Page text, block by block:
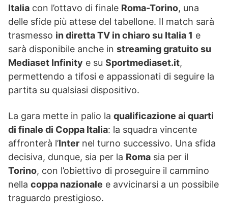
Italia con l’ottavo di finale Roma-Torino, una
delle sfide più attese del tabellone. Il match sarà
trasmesso in diretta TV in chiaro su Italia 1 e
sarà disponibile anche in streaming gratuito su
Mediaset Infinity e su Sportmediaset.it,
permettendo a tifosi e appassionati di seguire la
partita su qualsiasi dispositivo.
La gara mette in palio la qualificazione ai quarti
di finale di Coppa Italia: la squadra vincente
affronterà l’Inter nel turno successivo. Una sfida
decisiva, dunque, sia per la Roma sia per il
Torino, con l’obiettivo di proseguire il cammino
nella coppa nazionale e avvicinarsi a un possibile
traguardo prestigioso.